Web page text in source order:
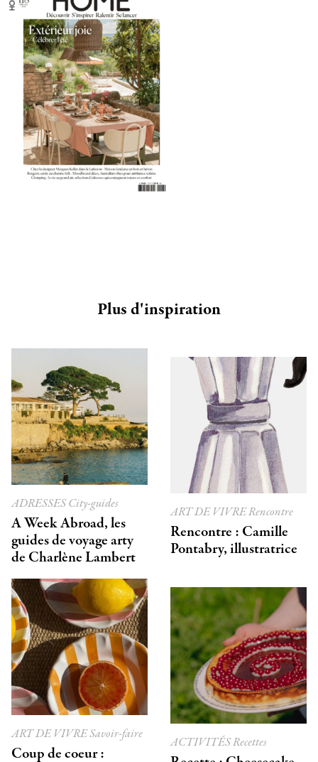
Plus d'inspiration
ADRESSESCity-guides
A Week Abroad, les
guides de voyage arty
de Charlène Lambert
ART DE VIVRERencontre
Rencontre : Camille
Pontabry, illustratrice
ART DE VIVRESavoir-faire
Coup de coeur :
ACTIVITÉSRecettes